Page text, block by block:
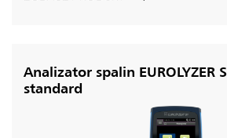
Analizator spalin EUROLYZER
standard